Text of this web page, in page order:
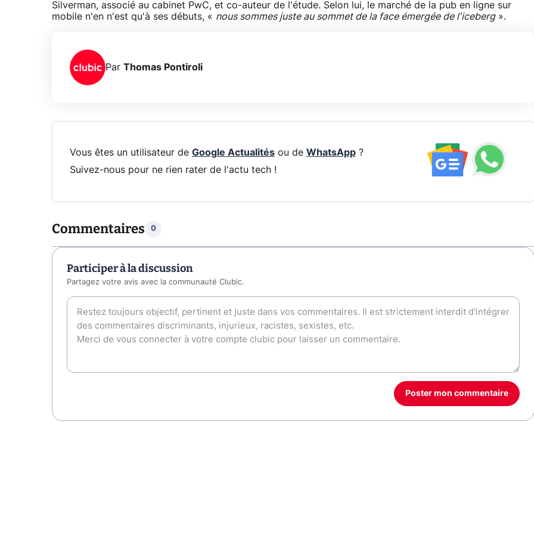
Silverman, associé au cabinet PwC, et co-auteur de l'étude. Selon lui, le marché de la pub en ligne sur
mobile n'en n'est qu'à ses débuts, « nous sommes juste au sommet de la face émergée de l'iceberg».
Par Thomas Pontiroli
Vous êtes un utilisateur de Google Actualitésou de WhatsApp?
Suivez-nous pour ne rien rater de l'actu tech !
Commentaires 0
Participer à la discussion
Partagez votre avis avec la communauté Clubic.
Poster mon commentaire